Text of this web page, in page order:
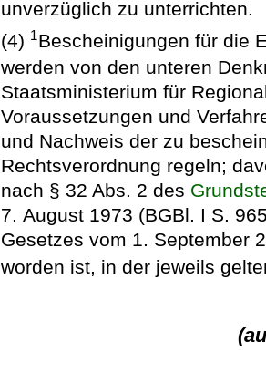
unverzüglich zu unterrichten.
(4) 1Bescheinigungen für die
werden von den unteren
Staatsministerium für
Voraussetzungen und
und Nachweis der zu
Rechtsverordnung regeln;
nach § 32 Abs. 2 des
7. August 1973 (BGBl. I S.
Gesetzes vom 1. September
worden ist, in der jeweils